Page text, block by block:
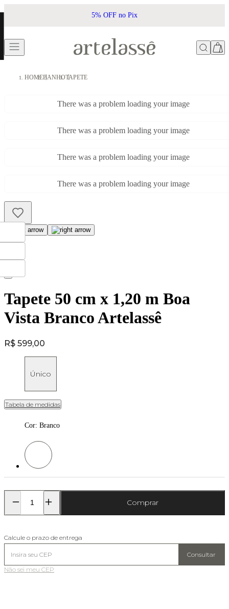
5% OFF no Pix
HOMEBANHOTAPETE
There was a problem loading your image
There was a problem loading your image
There was a problem loading your image
There was a problem loading your image
Tapete 50 cm x 1,20 m Boa
Vista Branco Artelassê
Price:
R$ 599,00
Único
Tabela de medidas
Cor: Branco
Cor: Branco
Comprar
Calcule o prazo de entrega
Consultar
Não sei meu CEP